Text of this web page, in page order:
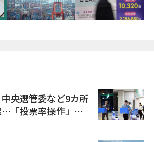
央選管委など9カ所
「投票率操作」の